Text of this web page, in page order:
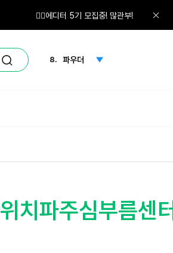
🙋‍♀️에디터 5기 모집중! 많관부!
6. 선크림
8. 파우더
치파주심부름센터